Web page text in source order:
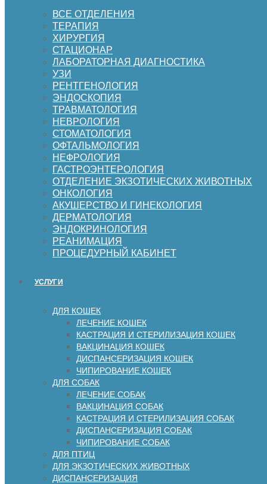
ВСЕ ОТДЕЛЕНИЯ
ТЕРАПИЯ
ХИРУРГИЯ
СТАЦИОНАР
ЛАБОРАТОРНАЯ ДИАГНОСТИКА
УЗИ
РЕНТГЕНОЛОГИЯ
ЭНДОСКОПИЯ
ТРАВМАТОЛОГИЯ
НЕВРОЛОГИЯ
СТОМАТОЛОГИЯ
ОФТАЛЬМОЛОГИЯ
НЕФРОЛОГИЯ
ГАСТРОЭНТЕРОЛОГИЯ
ОТДЕЛЕНИЕ ЭКЗОТИЧЕСКИХ ЖИВОТНЫХ
ОНКОЛОГИЯ
АКУШЕРСТВО И ГИНЕКОЛОГИЯ
ДЕРМАТОЛОГИЯ
ЭНДОКРИНОЛОГИЯ
РЕАНИМАЦИЯ
ПРОЦЕДУРНЫЙ КАБИНЕТ
УСЛУГИ
ДЛЯ КОШЕК
ЛЕЧЕНИЕ КОШЕК
КАСТРАЦИЯ И СТЕРИЛИЗАЦИЯ КОШЕК
ВАКЦИНАЦИЯ КОШЕК
ДИСПАНСЕРИЗАЦИЯ КОШЕК
ЧИПИРОВАНИЕ КОШЕК
ДЛЯ СОБАК
ЛЕЧЕНИЕ СОБАК
ВАКЦИНАЦИЯ СОБАК
КАСТРАЦИЯ И СТЕРИЛИЗАЦИЯ СОБАК
ДИСПАНСЕРИЗАЦИЯ СОБАК
ЧИПИРОВАНИЕ СОБАК
ДЛЯ ПТИЦ
ДЛЯ ЭКЗОТИЧЕСКИХ ЖИВОТНЫХ
ДИСПАНСЕРИЗАЦИЯ